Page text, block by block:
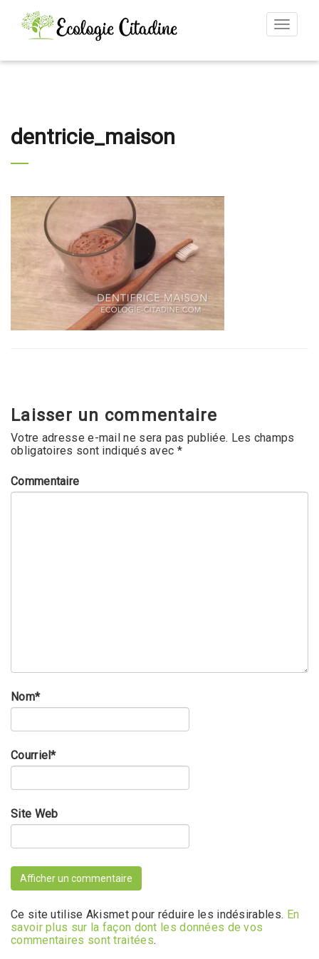
Toggle
dentricie_maison
Laisser un commentaire
Votre adresse e-mail ne sera pas publiée. Les champs
obligatoires sont indiqués avec *
Commentaire
Nom*
Courriel*
Site Web
Ce site utilise Akismet pour réduire les indésirables. En
savoir plus sur la façon dont les données de vos
commentaires sont traitées.